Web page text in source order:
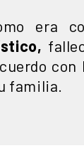
era
familia.